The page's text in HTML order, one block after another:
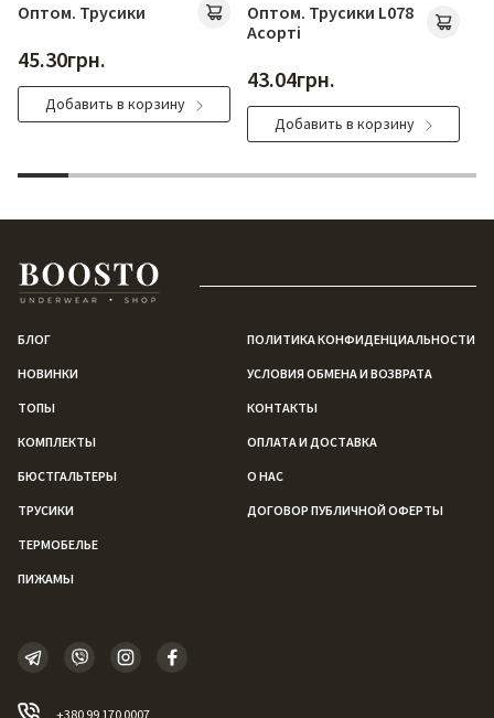
Оптом. Трусики
45.30грн.
Добавить в корзину
Оптом. Трусики L078
Асорті
43.04грн.
Добавить в корзину
БЛОГ
НОВИНКИ
ТОПЫ
КОМПЛЕКТЫ
БЮСТГАЛЬТЕРЫ
ТРУСИКИ
ТЕРМОБЕЛЬЕ
ПИЖАМЫ
ПОЛИТИКА КОНФИДЕНЦИАЛЬНОСТИ
УСЛОВИЯ ОБМЕНА И ВОЗВРАТА
КОНТАКТЫ
ОПЛАТА И ДОСТАВКА
О НАС
ДОГОВОР ПУБЛИЧНОЙ ОФЕРТЫ
+380 99 170 0007